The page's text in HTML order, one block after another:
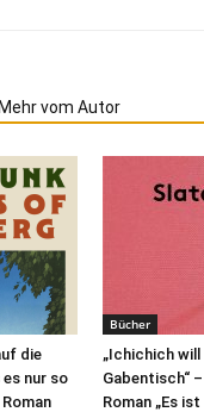
vom Autor
die
nur so
Bücher
„Ichichich will
Gabentisch“
Roman „Es